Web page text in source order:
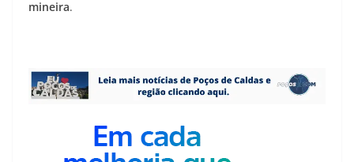
mineira.